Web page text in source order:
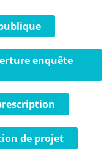
enquête
de projet